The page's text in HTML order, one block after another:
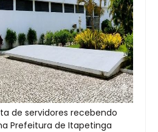
de servidores recebendo
Prefeitura de Itapetinga